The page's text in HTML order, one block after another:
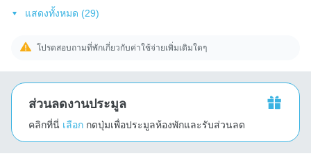
แสดงทั้งหมด (29)
โปรดสอบถามที่พักเกี่ยวกับค่าใช้จ่ายเพิ่มเติมใดๆ
ส่วนลดงานประมูล
คลิกที่นี่ เลือก กดปุ่มเพื่อประมูลห้องพักและรับส่วนลด